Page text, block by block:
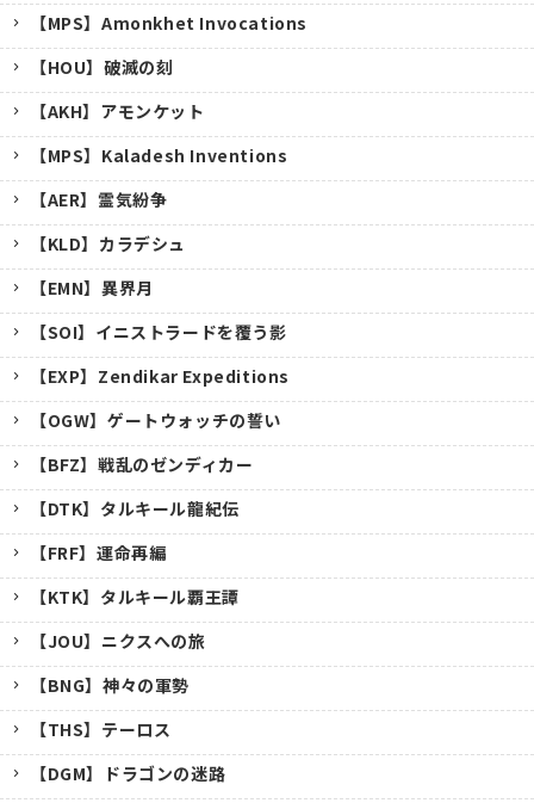
【MPS】Amonkhet Invocations
【HOU】破滅の刻
【AKH】アモンケット
【MPS】Kaladesh Inventions
【AER】霊気紛争
【KLD】カラデシュ
【EMN】異界月
【SOI】イニストラードを覆う影
【EXP】Zendikar Expeditions
【OGW】ゲートウォッチの誓い
【BFZ】戦乱のゼンディカー
【DTK】タルキール龍紀伝
【FRF】運命再編
【KTK】タルキール覇王譚
【JOU】ニクスへの旅
【BNG】神々の軍勢
【THS】テーロス
【DGM】ドラゴンの迷路